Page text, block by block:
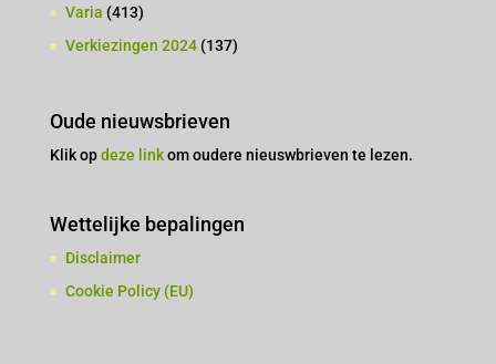
Varia (413)
Verkiezingen 2024(137)
Oude nieuwsbrieven
Klik opdeze linkom oudere nieuswbrieven te lezen.
Wettelijke bepalingen
Disclaimer
Cookie Policy (EU)